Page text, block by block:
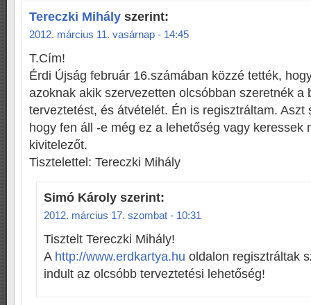
Tereczki Mihály szerint:
2012. március 11. vasárnap - 14:45
T.Cím!
Érdi Újság február 16.számában közzé tették,
azoknak akik szervezetten olcsóbban szeretnék a
terveztetést, és átvételét. Én is regisztráltam. Aszt
hogy fen áll -e még ez a lehetőség vagy keressek
kivitelezőt.
Tisztelettel: Tereczki Mihály
Simó Károly szerint:
2012. március 17. szombat - 10:31
Tisztelt Tereczki Mihály!
A http://www.erdkartya.hu oldalon regisztráltak
indult az olcsóbb terveztetési lehetőség!